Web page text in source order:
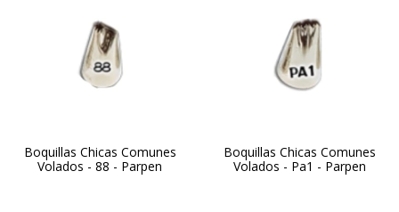
Boquillas Chicas Comunes
Volados - 88 - Parpen
Boquillas Chicas Comunes
Volados - Pa1 - Parpen